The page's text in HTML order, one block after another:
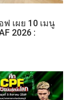
เผย 10 เมนู
2026 :